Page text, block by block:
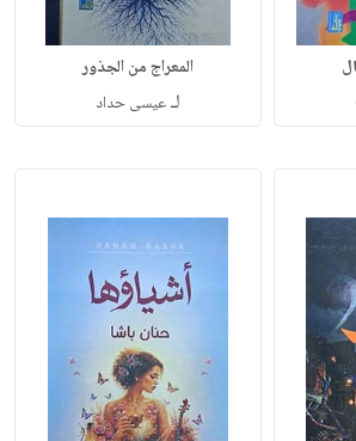
المعراج من الجذور
لـعيسى حداد